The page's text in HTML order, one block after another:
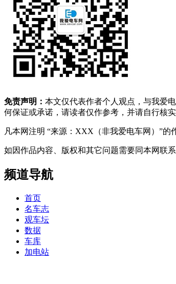
免责声明： 本文仅代表作者个人观点，与我爱
何保证或承诺，请读者仅作参考，并请自行核实
凡本网注明 “来源：XXX（非我爱电车网）”
如因作品内容、版权和其它问题需要同本网联
频道导航
首页
名车志
观车坛
数据
车库
加电站